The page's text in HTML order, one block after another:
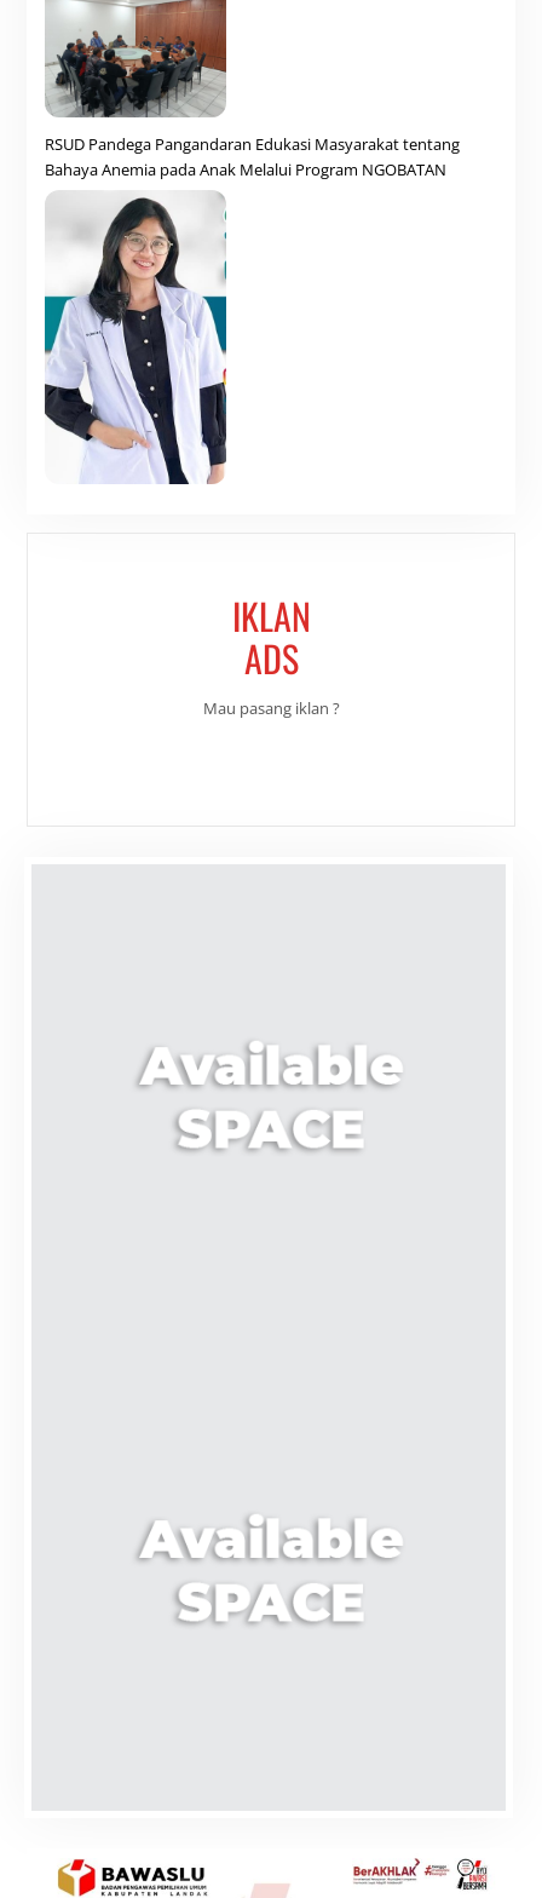
RSUD Pandega Pangandaran Edukasi Masyarakat tentang
Bahaya Anemia pada Anak Melalui Program NGOBATAN
IKLAN
ADS
Mau pasang iklan ?